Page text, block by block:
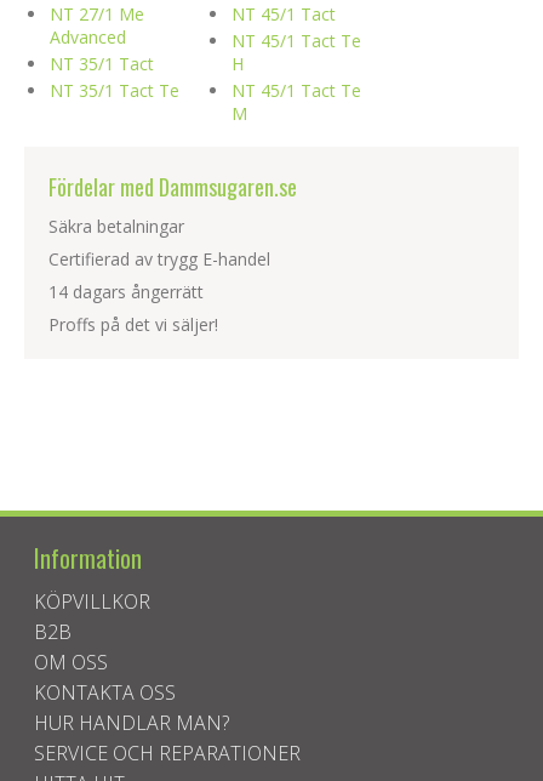
NT 27/1 Me
Advanced
NT 35/1 Tact
NT 35/1 Tact Te
NT 45/1 Tact
NT 45/1 Tact Te
H
NT 45/1 Tact Te
M
Fördelar med Dammsugaren.se
Säkra betalningar
Certifierad av trygg E-handel
14 dagars ångerrätt
Proffs på det vi säljer!
Information
KÖPVILLKOR
B2B
OM OSS
KONTAKTA OSS
HUR HANDLAR MAN?
SERVICE OCH REPARATIONER